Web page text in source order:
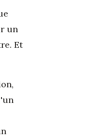
un
Et